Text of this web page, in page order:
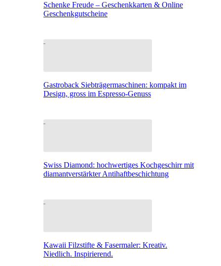
Schenke Freude – Geschenkkarten & Online
Geschenkgutscheine
Gastroback Siebträgermaschinen: kompakt im
Design, gross im Espresso-Genuss
Swiss Diamond: hochwertiges Kochgeschirr mit
diamantverstärkter Antihaftbeschichtung
Kawaii Filzstifte & Fasermaler: Kreativ.
Niedlich. Inspirierend.